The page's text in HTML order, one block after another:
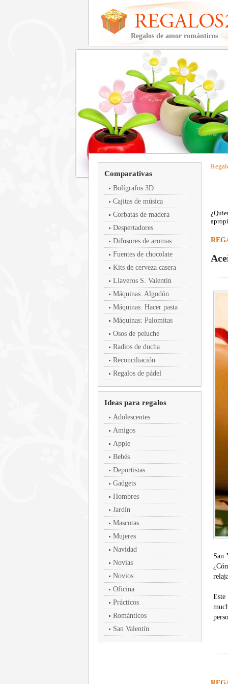
Regalos de amor románticos
Comparativas
Bolígrafos 3D
Cajitas de música
Corbatas de madera
Despertadores
Difusores de aromas
Fuentes de chocolate
Kits de cerveza casera
Llaveros S. Valentín
Máquinas: Algodón
Máquinas: Hacer pasta
Máquinas: Palomitas
Osos de peluche
Radios de ducha
Reconciliación
Regalos de pádel
Ideas para regalos
Adolescentes
Amigos
Apple
Bebés
Deportistas
Gadgets
Hombres
Jardín
Mascotas
Mujeres
Navidad
Novias
Novios
Oficina
Prácticos
Románticos
San Valentín
San
Este